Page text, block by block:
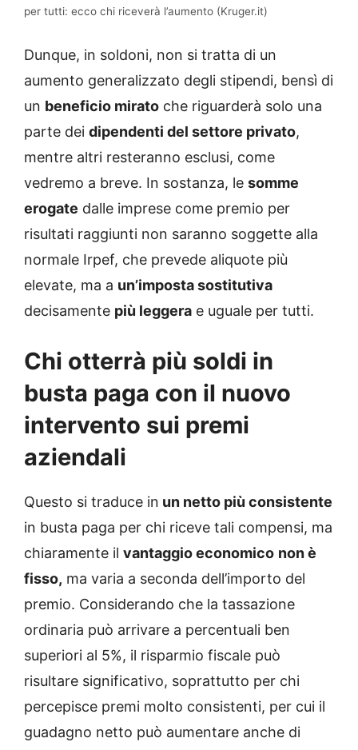
per tutti: ecco chi riceverà l’aumento (Kruger.it)
Dunque, in soldoni, non si tratta di un
aumento generalizzato degli stipendi, bensì di
un beneficio mirato che riguarderà solo una
parte dei dipendenti del settore privato,
mentre altri resteranno esclusi, come
vedremo a breve. In sostanza, le somme
erogate dalle imprese come premio per
risultati raggiunti non saranno soggette alla
normale Irpef, che prevede aliquote più
elevate, ma a un’imposta sostitutiva
decisamente più leggera e uguale per tutti.
Chi otterrà più soldi in
busta paga con il nuovo
intervento sui premi
aziendali
Questo si traduce in un netto più consistente
in busta paga per chi riceve tali compensi, ma
chiaramente il vantaggio economico non è
fisso, ma varia a seconda dell’importo del
premio. Considerando che la tassazione
ordinaria può arrivare a percentuali ben
superiori al 5%, il risparmio fiscale può
risultare significativo, soprattutto per chi
percepisce premi molto consistenti, per cui il
guadagno netto può aumentare anche di